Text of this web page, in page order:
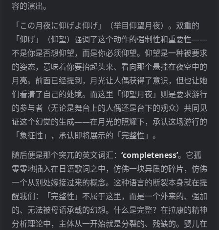
容的演出。
「この月夜に仰げよ仰げ」（举目仰望月夜）。双重的
「仰げ」（仰望）强调了这个动作的强制性和重要性——
不是你是否想仰望，而是你必须仰望。仰望是一种被要求
的姿态，意味着你要抬起头来、看向那个悬挂在夜空中的
月亮。前面已经提到，月光让人偶获得了意识，但也让她
们看清了自己的处境。而这里「仰望月夜」则是要求游行
的参与者（无论是舞台上的人偶还是台下的观众）共同见
证这个幻觉的生成——在月光的照耀下，承认这场游行的
「象征性」，承认即将展示的「完整性」。
随后便是那个突兀的英文词汇： ‘completeness’。它孤
零零地插入在日语歌词之中，仿佛一块异质的碎片，仿佛
一个从别处嫁接过来的概念。这种语言的断裂本身就在提
醒我们：「完整性」不属于这里，而是一个外来的、强加
的、无法被母语承载的幻想。什么是完整？在拉康的精神
分析理论中，主体从一开始就是分裂的、残缺的。婴儿在